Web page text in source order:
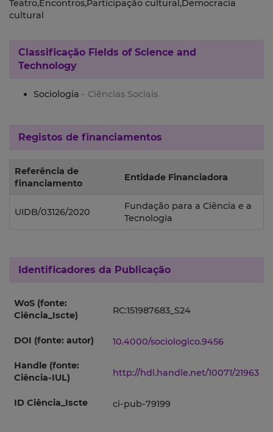
Teatro,Encontros,Participação cultural,Democracia
cultural
Classificação Fields of Science and
Technology
Sociologia - Ciências Sociais
Registos de financiamentos
Referência de
financiamento
Entidade Financiadora
UIDB/03126/2020
Fundação para a Ciência e a
Tecnologia
Identificadores da Publicação
WoS (fonte:
Ciência_Iscte)
RC:151987683_S24
DOI (fonte: autor) 10.4000/sociologico.9456
Handle (fonte:
Ciência-IUL)
http://hdl.handle.net/10071/21963
ID Ciência_Iscte ci-pub-79199